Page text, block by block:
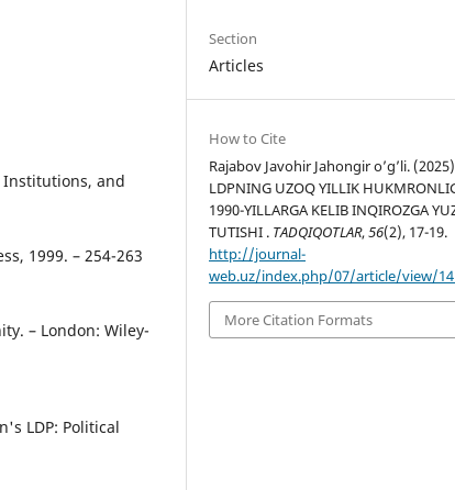
Institutions, and
1999. – 254-263
– London: Wiley-
LDP: Political
Section
Articles
How to Cite
Rajabov Javohir Jahongir o’g’li.
LDPNING UZOQ YILLIK
1990-YILLARGA KELIB INQIROZGA
TUTISHI . TADQIQOTLAR,56(2), 17-19.
http://journal-
web.uz/index.php/07/article/view/
More Citation Formats